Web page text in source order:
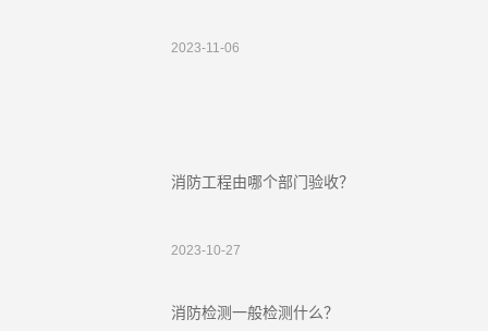
2023-11-06
消防工程由哪个部门验收？
2023-10-27
消防检测一般检测什么？